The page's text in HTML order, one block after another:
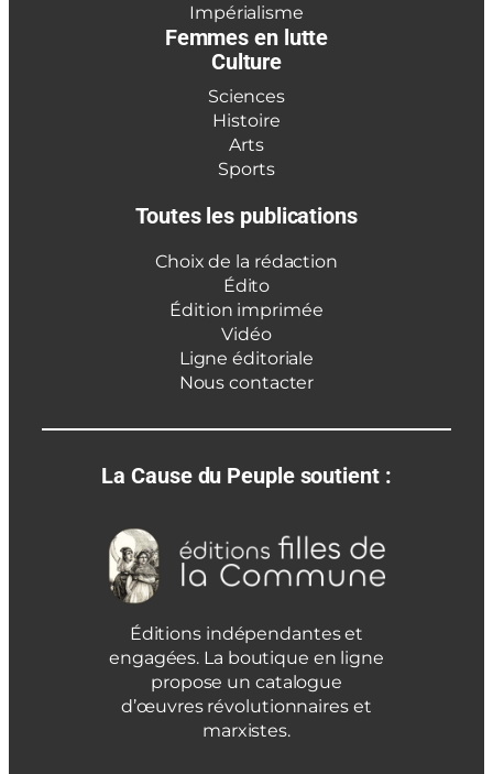
Impérialisme
Femmes en lutte
Culture
Sciences
Histoire
Arts
Sports
Toutes les publications
Choix de la rédaction
Édito
Édition imprimée
Vidéo
Ligne éditoriale
Nous contacter
La Cause du Peuple soutient :
Éditions indépendantes et
engagées. La boutique en ligne
propose un catalogue
d’œuvres révolutionnaires et
marxistes.